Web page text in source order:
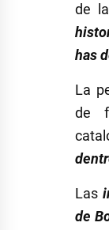
de
has
La
de
Las
de